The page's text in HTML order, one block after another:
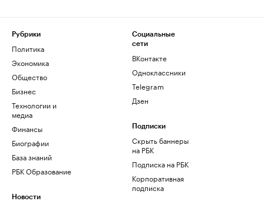
Рубрики
Политика
Экономика
Общество
Бизнес
Технологии и
медиа
Финансы
Биографии
База знаний
РБК Образование
Новости
Социальные
сети
ВКонтакте
Одноклассники
Telegram
Дзен
Подписки
Скрыть баннеры
на РБК
Подписка на РБК
Корпоративная
подписка